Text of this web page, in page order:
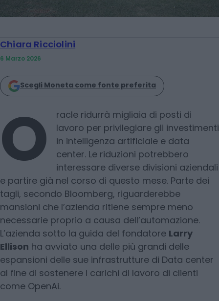
Chiara Ricciolini
6 Marzo 2026
Scegli Moneta come fonte preferita
O
racle ridurrà migliaia di posti di
lavoro per privilegiare gli investimenti
in intelligenza artificiale e data
center. Le riduzioni potrebbero
interessare diverse divisioni aziendali
e partire già nel corso di questo mese. Parte dei
tagli, secondo Bloomberg, riguarderebbe
mansioni che l’azienda ritiene sempre meno
necessarie proprio a causa dell’automazione.
L’azienda sotto la guida del fondatore Larry
Ellison ha avviato una delle più grandi delle
espansioni delle sue infrastrutture di Data center
al fine di sostenere i carichi di lavoro di clienti
come OpenAi.